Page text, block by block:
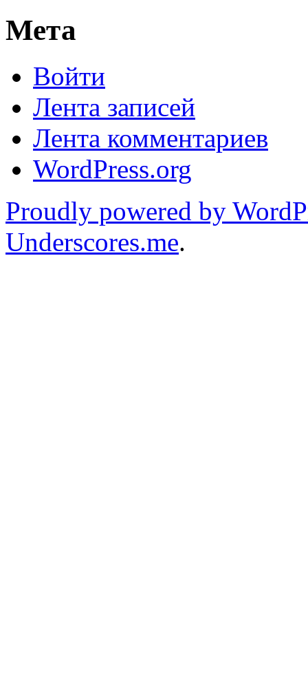
Мета
Войти
Лента записей
Лента комментариев
WordPress.org
Proudly powered by
Underscores.me.